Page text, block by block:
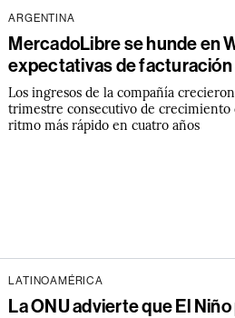
ARGENTINA
MercadoLibre se hunde en
expectativas de facturación
Los ingresos de la compañía
trimestre consecutivo de
ritmo más rápido en cuatro años
LATINOAMÉRICA
La ONU advierte que El